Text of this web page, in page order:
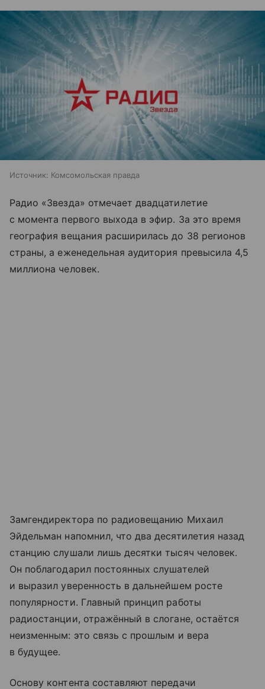
Источник: Комсомольская правда
Радио «Звезда» отмечает двадцатилетие
с момента первого выхода в эфир. За это время
география вещания расширилась до 38 регионов
страны, а еженедельная аудитория превысила 4,5
миллиона человек.
Замгендиректора по радиовещанию Михаил
Эйдельман напомнил, что два десятилетия назад
станцию слушали лишь десятки тысяч человек.
Он поблагодарил постоянных слушателей
и выразил уверенность в дальнейшем росте
популярности. Главный принцип работы
радиостанции, отражённый в слогане, остаётся
неизменным: это связь с прошлым и вера
в будущее.
Основу контента составляют передачи